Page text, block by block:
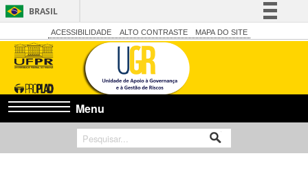
BRASIL
Simplifique!
Acesso à informação
Canais
ACESSIBILIDADE ALTO CONTRASTE MAPA DO SITE
Menu